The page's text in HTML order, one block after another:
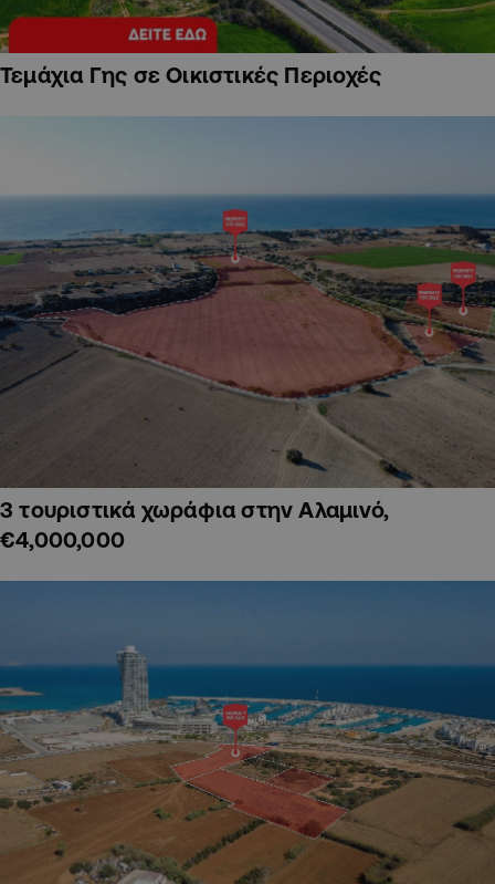
Τεμάχια Γης σε Οικιστικές Περιοχές
3 τουριστικά χωράφια στην Αλαμινό,
€4,000,000